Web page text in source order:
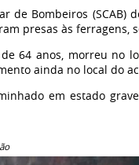
de Bombeiros (SCAB)
presas às
64 anos, morreu no
ainda no local do
em estado